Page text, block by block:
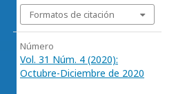
Formatos de citación
Número
Vol. 31 Núm. 4 (2020):
Octubre-Diciembre de 2020